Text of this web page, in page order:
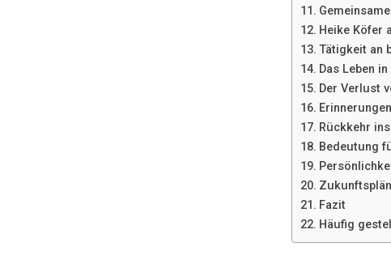
Heike Köfer
Tätigkeit an
Das Leben
Der Verlust
Rückkehr
Bedeutung
Fazit
Häufig